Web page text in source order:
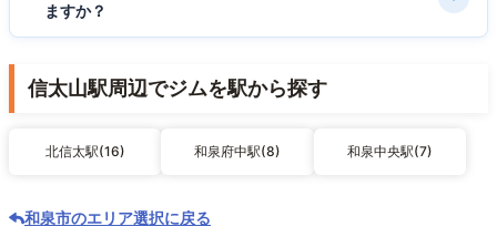
ますか？
信太山駅周辺でジムを駅から探す
北信太駅(16) 和泉府中駅(8) 和泉中央駅(7)
和泉市のエリア選択に戻る